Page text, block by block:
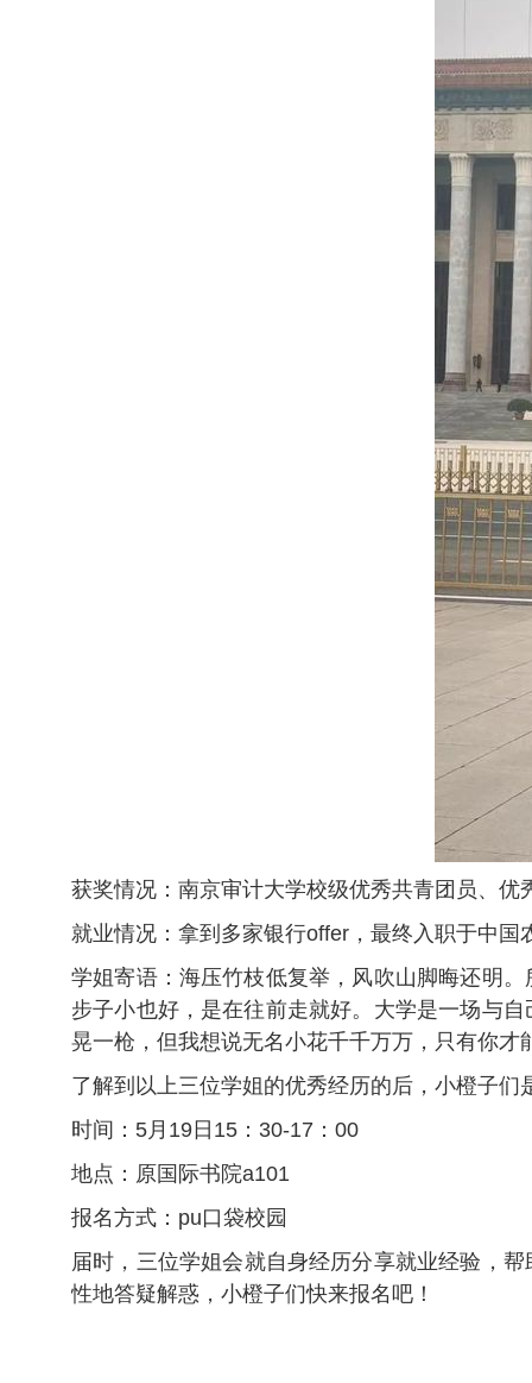
获奖情况：南京审计大学校级优秀共青团员、
就业情况：拿到多家银行offer，最终入职于中国
学姐寄语：海压竹枝低复举，风吹山脚晦还明
步子小也好，是在往前走就好。大学是一场与
晃一枪，但我想说无名小花千千万万，只有你才
了解到以上三位学姐的优秀经历的后，小橙子
时间：5月19日15：30-17：00
地点：原国际书院a101
报名方式：pu口袋校园
届时，三位学姐会就自身经历分享就业经验，
性地答疑解惑，小橙子们快来报名吧！